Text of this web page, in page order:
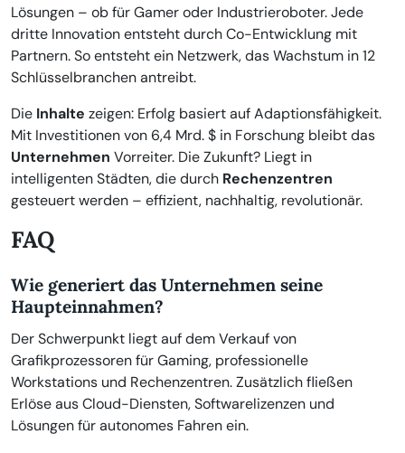
Lösungen – ob für Gamer oder Industrieroboter. Jede
dritte Innovation entsteht durch Co-Entwicklung mit
Partnern. So entsteht ein Netzwerk, das Wachstum in 12
Schlüsselbranchen antreibt.
Die Inhalte zeigen: Erfolg basiert auf Adaptionsfähigkeit.
Mit Investitionen von 6,4 Mrd. $ in Forschung bleibt das
Unternehmen Vorreiter. Die Zukunft? Liegt in
intelligenten Städten, die durch Rechenzentren
gesteuert werden – effizient, nachhaltig, revolutionär.
FAQ
Wie generiert das Unternehmen seine
Haupteinnahmen?
Der Schwerpunkt liegt auf dem Verkauf von
Grafikprozessoren für Gaming, professionelle
Workstations und Rechenzentren. Zusätzlich fließen
Erlöse aus Cloud-Diensten, Softwarelizenzen und
Lösungen für autonomes Fahren ein.